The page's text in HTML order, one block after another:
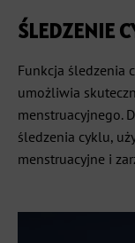
ŚLEDZENIE
Funkcja śledzenia
umożliwia
menstruacyjnego.
śledzenia cyklu,
menstruacyjne i